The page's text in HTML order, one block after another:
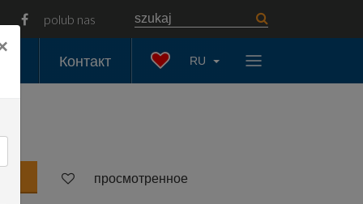
polub nas
Контакт RU
просмотренное